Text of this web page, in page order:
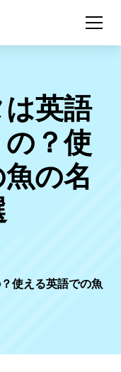
英語
？使
の名
使える英語での魚